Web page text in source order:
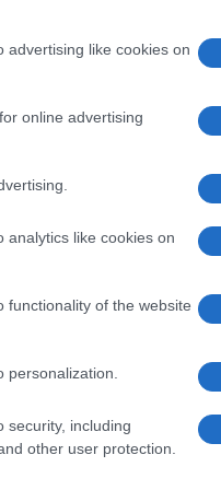
advertising like cookies on
online advertising
analytics like cookies on
functionality of the website
security, including
other user protection.
háborúba
erők folytatták a
Az IDF
három
vezetője
is zajlanak a
tárgyalásokon, és